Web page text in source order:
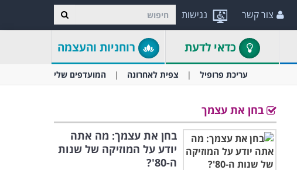
נגישות צור קשר
כדאי לדעת רוחניות והעצמה
עריכת פרופיל צפית לאחרונה המועדפים שלי
בחן את עצמך
בחן את עצמך: מה אתה
יודע על המוזיקה של שנות
ה-80'?